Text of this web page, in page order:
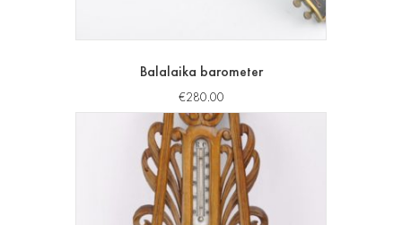
Balalaika barometer
€280.00